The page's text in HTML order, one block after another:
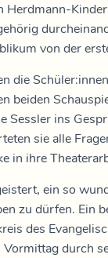
Herdmann-
von der
die
beiden
Sessler ins
sie alle
in ihre
ein so
zu dürfen. Ein
des
Vormittag durch